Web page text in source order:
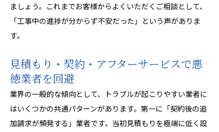
ましょう。これまでお客様からよくいただくご相談として、
「工事中の進捗が分からず不安だった」という声がありま
す。
見積もり・契約・アフターサービスで悪
徳業者を回避
業界の一般的な傾向として、トラブルが起こりやすい業者に
はいくつかの共通パターンがあります。第一に「契約後の追
加請求が頻発する」業者です。当初見積もりを極端に低く設